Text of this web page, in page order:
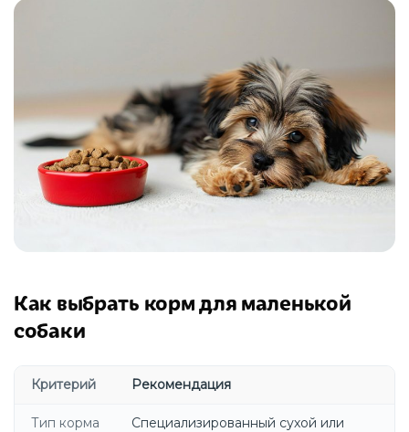
Как выбрать корм для маленькой
собаки
Критерий Рекомендация
Тип корма
Специализированный сухой или